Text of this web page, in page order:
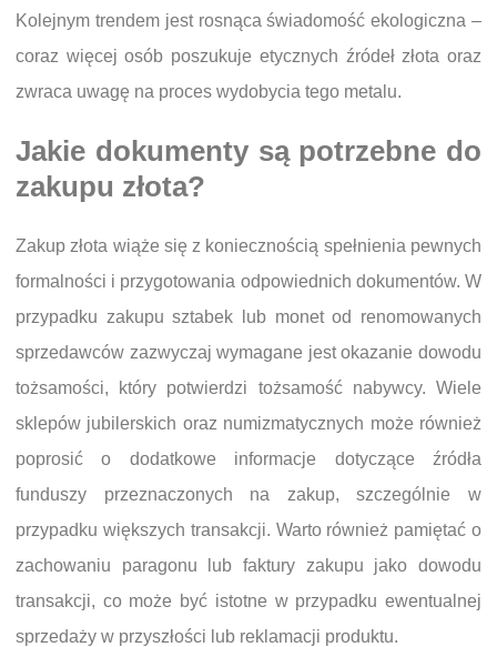
Kolejnym trendem jest rosnąca świadomość ekologiczna –
coraz więcej osób poszukuje etycznych źródeł złota oraz
zwraca uwagę na proces wydobycia tego metalu.
Jakie dokumenty są potrzebne do
zakupu złota?
Zakup złota wiąże się z koniecznością spełnienia pewnych
formalności i przygotowania odpowiednich dokumentów. W
przypadku zakupu sztabek lub monet od renomowanych
sprzedawców zazwyczaj wymagane jest okazanie dowodu
tożsamości, który potwierdzi tożsamość nabywcy. Wiele
sklepów jubilerskich oraz numizmatycznych może również
poprosić o dodatkowe informacje dotyczące źródła
funduszy przeznaczonych na zakup, szczególnie w
przypadku większych transakcji. Warto również pamiętać o
zachowaniu paragonu lub faktury zakupu jako dowodu
transakcji, co może być istotne w przypadku ewentualnej
sprzedaży w przyszłości lub reklamacji produktu.